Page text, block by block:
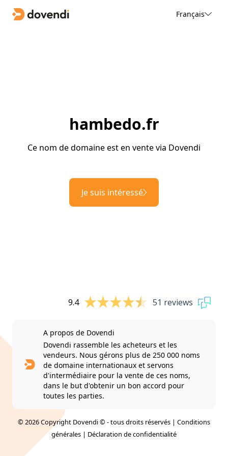
Français
hambedo.fr
Ce nom de domaine est en vente via Dovendi
Je suis intéressé
9.4 51 reviews
A propos de Dovendi
Dovendi rassemble les acheteurs et les
vendeurs. Nous gérons plus de 250 000 noms
de domaine internationaux et servons
d'intermédiaire pour la vente de ces noms,
dans le but d'obtenir un bon accord pour
toutes les parties.
© 2026 Copyright Dovendi © - tous droits réservés | Conditions
générales | Déclaration de confidentialité